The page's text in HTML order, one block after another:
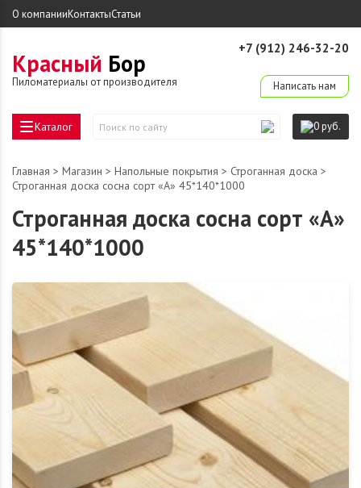
О компанииКонтактыСтатьи
Красный Бор
Пиломатериалы от производителя
+7 (912) 246-32-20
Написать нам
Каталог
Поиск
сайту
0 руб.
Главная > Магазин > Напольные покрытия > Строганная доска >
Строганная доска сосна сорт «А» 45*140*1000
Строганная доска сосна сорт «А»
45*140*1000